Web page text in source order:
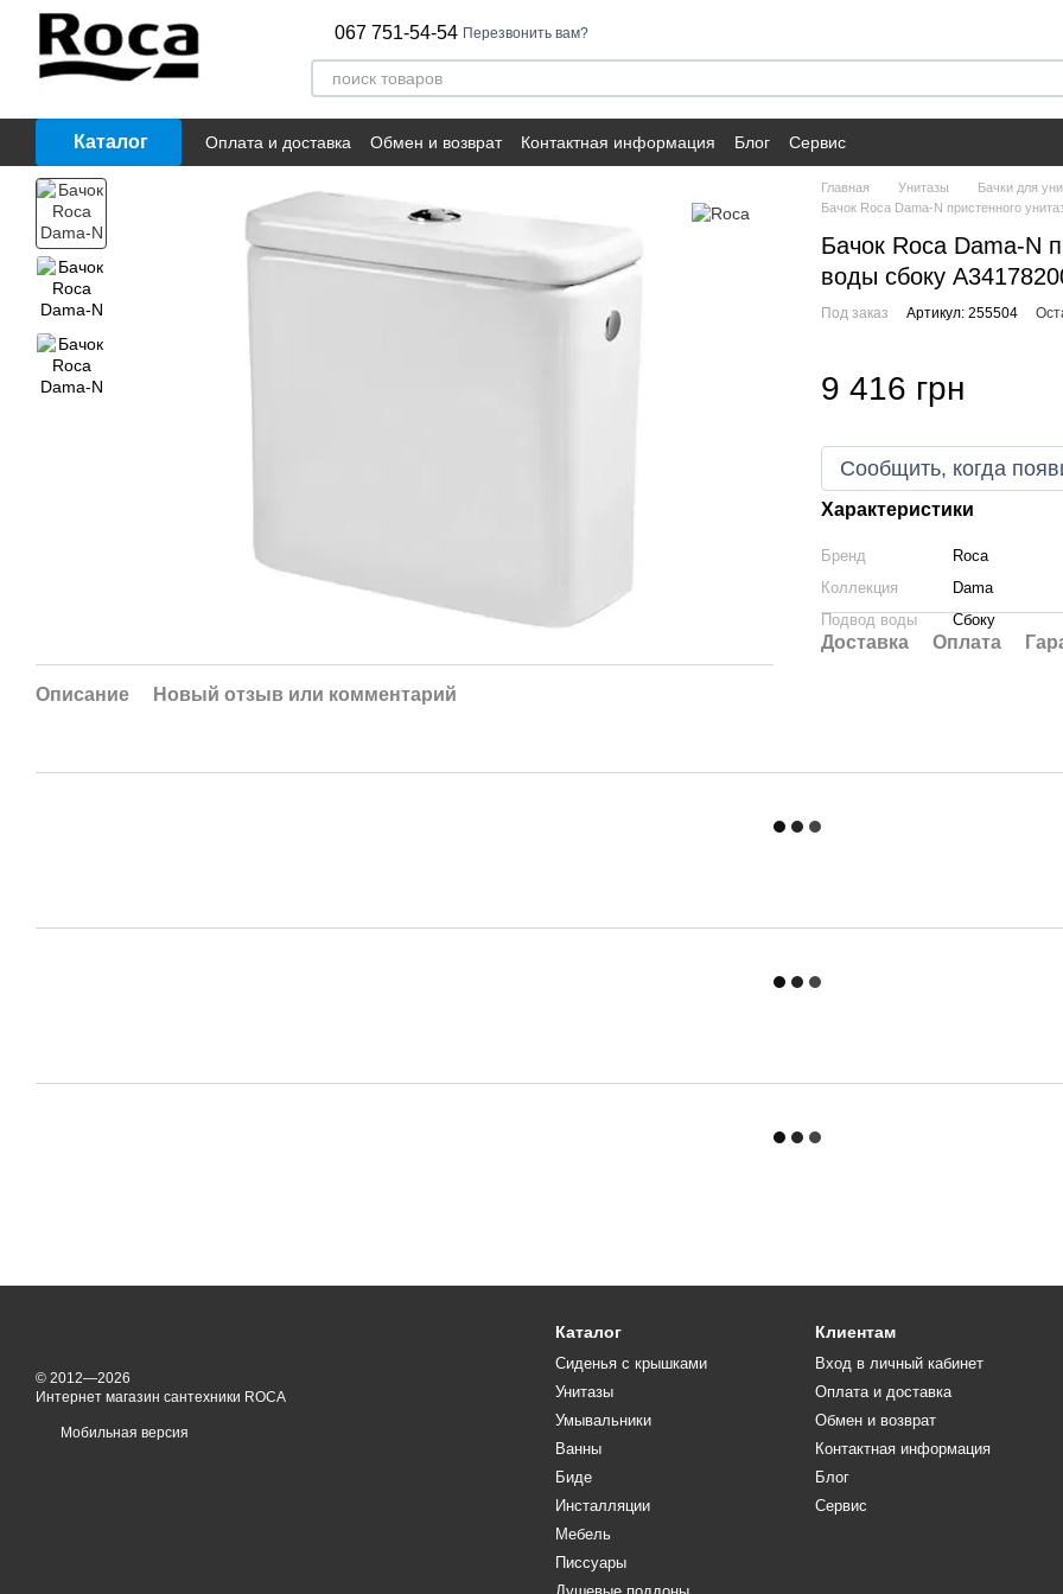
Перейти к основному контенту
067 751-54-54 Перезвонить вам?
Каталог Оплата и доставка Обмен и возврат Контактная информация Блог Сервис
Описание Новый отзыв или комментарий
Главная Унитазы
Бачки для
Бачок Roca Dama-N пристенного
Бачок Roca Dama-N
воды сбоку
Под заказ Артикул: 255504
9 416 грн
Сообщить, когда
Характеристики
Бренд
Roca
Коллекция
Dama
Подвод воды
Сбоку
Доставка Оплата
© 2012—2026
Интернет магазин сантехники ROCA
Мобильная версия
Каталог
Сиденья с крышками
Унитазы
Умывальники
Ванны
Биде
Инсталляции
Мебель
Писсуары
Клиентам
Вход в личный кабинет
Оплата и доставка
Обмен и возврат
Контактная информация
Блог
Сервис